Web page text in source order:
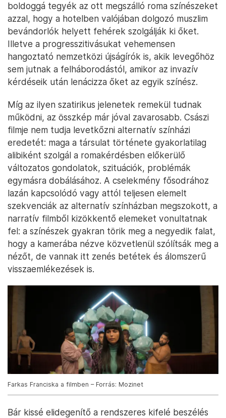
boldoggá tegyék az ott megszálló roma színészeket
azzal, hogy a hotelben valójában dolgozó muszlim
bevándorlók helyett fehérek szolgálják ki őket.
Illetve a progresszitivásukat vehemensen
hangoztató nemzetközi újságírók is, akik levegőhöz
sem jutnak a felháborodástól, amikor az invazív
kérdéseik után lenácizza őket az egyik színész.
Míg az ilyen szatirikus jelenetek remekül tudnak
működni, az összkép már jóval zavarosabb. Császi
filmje nem tudja levetkőzni alternatív színházi
eredetét: maga a társulat története gyakorlatilag
alibiként szolgál a romakérdésben előkerülő
változatos gondolatok, szituációk, problémák
egymásra dobálásához. A cselekmény fősodrához
lazán kapcsolódó vagy attól teljesen elemelt
szekvenciák az alternatív színházban megszokott, a
narratív filmből kizökkentő elemeket vonultatnak
fel: a színészek gyakran törik meg a negyedik falat,
hogy a kamerába nézve közvetlenül szólítsák meg a
nézőt, de vannak itt zenés betétek és álomszerű
visszaemlékezések is.
Farkas Franciska a filmben – Forrás: Mozinet
Bár kissé elidegenítő a rendszeres kifelé beszélés